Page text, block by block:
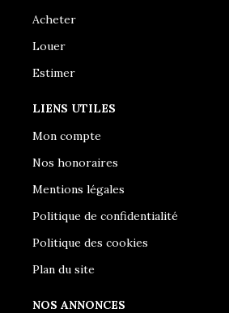
Acheter
Louer
Estimer
LIENS UTILES
Mon compte
Nos honoraires
Mentions légales
Politique de confidentialité
Politique des cookies
Plan du site
NOS ANNONCES